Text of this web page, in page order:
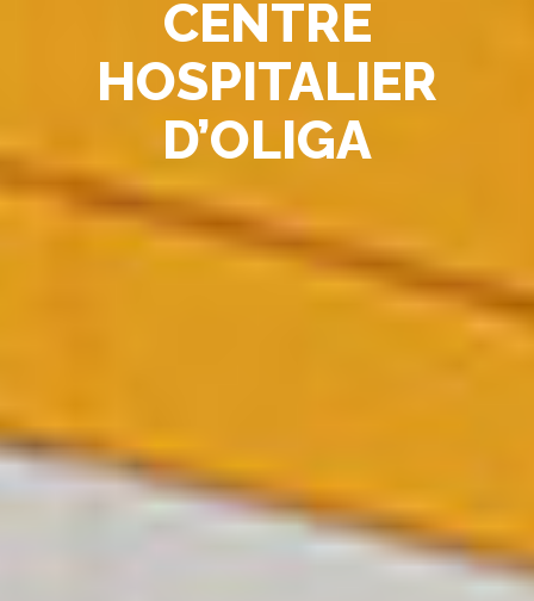
CENTRE
HOSPITALIER
D’OLIGA